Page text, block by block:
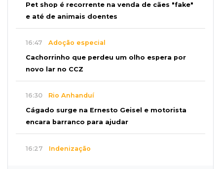
Pet shop é recorrente na venda de cães "fake"
e até de animais doentes
16:47 Adoção especial
Cachorrinho que perdeu um olho espera por
novo lar no CCZ
16:30 Rio Anhanduí
Cágado surge na Ernesto Geisel e motorista
encara barranco para ajudar
16:27 Indenização